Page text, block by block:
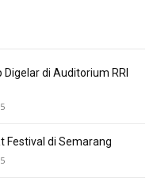
di Auditorium RRI
Festival di Semarang